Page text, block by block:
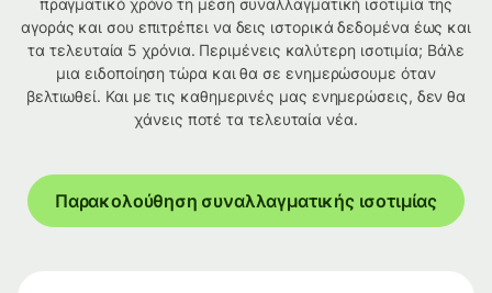
πραγματικό χρόνο τη μέση συναλλαγματική ισοτιμία της
αγοράς και σου επιτρέπει να δεις ιστορικά δεδομένα έως και
τα τελευταία 5 χρόνια. Περιμένεις καλύτερη ισοτιμία; Βάλε
μια ειδοποίηση τώρα και θα σε ενημερώσουμε όταν
βελτιωθεί. Και με τις καθημερινές μας ενημερώσεις, δεν θα
χάνεις ποτέ τα τελευταία νέα.
Παρακολούθηση συναλλαγματικής ισοτιμίας